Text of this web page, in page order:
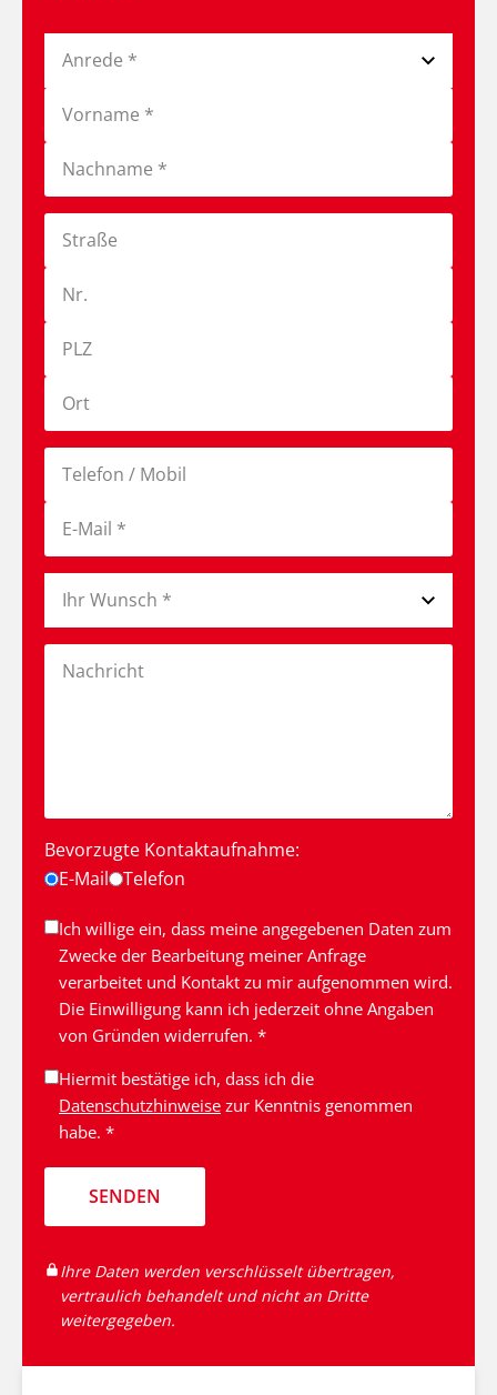
Bevorzugte Kontaktaufnahme:
E-Mail
Telefon
Ich willige ein, dass meine angegebenen Daten zum
Zwecke der Bearbeitung meiner Anfrage
verarbeitet und Kontakt zu mir aufgenommen wird.
Die Einwilligung kann ich jederzeit ohne Angaben
von Gründen widerrufen. *
Hiermit bestätige ich, dass ich die
Datenschutzhinweise zur Kenntnis genommen
habe. *
SENDEN
Ihre Daten werden verschlüsselt übertragen,
vertraulich behandelt und nicht an Dritte
weitergegeben.